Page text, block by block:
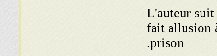
L'auteur
fait allusion
prison.